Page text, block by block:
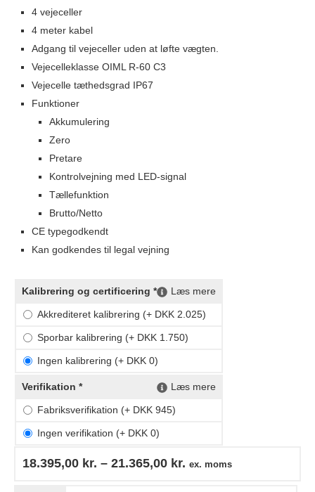
4 vejeceller
4 meter kabel
Adgang til vejeceller uden at løfte vægten.
Vejecelleklasse OIML R-60 C3
Vejecelle tæthedsgrad IP67
Funktioner
Akkumulering
Zero
Pretare
Kontrolvejning med LED-signal
Tællefunktion
Brutto/Netto
CE typegodkendt
Kan godkendes til legal vejning
Kalibrering og certificering * Læs mere
Akkrediteret kalibrering (+ DKK 2.025)
Sporbar kalibrering (+ DKK 1.750)
Ingen kalibrering (+ DKK 0)
Verifikation * Læs mere
Fabriksverifikation (+ DKK 945)
Ingen verifikation (+ DKK 0)
18.395,00 kr. – 21.365,00 kr. ex. moms